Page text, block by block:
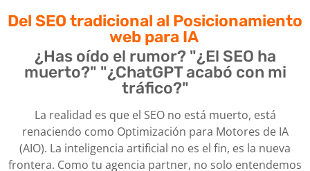
Del SEO tradicional al Posicionamiento
web para IA ​
¿Has oído el rumor? "¿El SEO ha
muerto?" "¿ChatGPT acabó con mi
tráfico?"
La realidad es que el SEO no está muerto, está
renaciendo como Optimización para Motores de IA
(AIO). La inteligencia artificial no es el fin, es la nueva
frontera. Como tu agencia partner, no solo entendemos